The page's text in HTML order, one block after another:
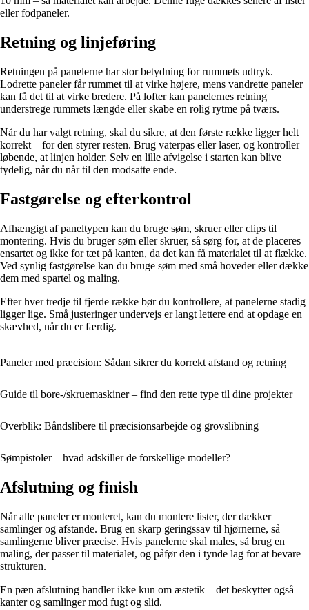
eller fodpaneler.
Retning og linjeføring
Retningen på panelerne har stor betydning for rummets udtryk.
Lodrette paneler får rummet til at virke højere, mens vandrette paneler
kan få det til at virke bredere. På lofter kan panelernes retning
understrege rummets længde eller skabe en rolig rytme på tværs.
Når du har valgt retning, skal du sikre, at den første række ligger helt
korrekt – for den styrer resten. Brug vaterpas eller laser, og kontroller
løbende, at linjen holder. Selv en lille afvigelse i starten kan blive
tydelig, når du når til den modsatte ende.
Fastgørelse og efterkontrol
Afhængigt af paneltypen kan du bruge søm, skruer eller clips til
montering. Hvis du bruger søm eller skruer, så sørg for, at de placeres
ensartet og ikke for tæt på kanten, da det kan få materialet til at flække.
Ved synlig fastgørelse kan du bruge søm med små hoveder eller dække
dem med spartel og maling.
Efter hver tredje til fjerde række bør du kontrollere, at panelerne stadig
ligger lige. Små justeringer undervejs er langt lettere end at opdage en
skævhed, når du er færdig.
Paneler med præcision: Sådan sikrer du korrekt afstand og retning
Guide til bore-/skruemaskiner – find den rette type til dine projekter
Overblik: Båndslibere til præcisionsarbejde og grovslibning
Sømpistoler – hvad adskiller de forskellige modeller?
Afslutning og finish
Når alle paneler er monteret, kan du montere lister, der dækker
samlinger og afstande. Brug en skarp geringssav til hjørnerne, så
samlingerne bliver præcise. Hvis panelerne skal males, så brug en
maling, der passer til materialet, og påfør den i tynde lag for at bevare
strukturen.
En pæn afslutning handler ikke kun om æstetik – det beskytter også
kanter og samlinger mod fugt og slid.